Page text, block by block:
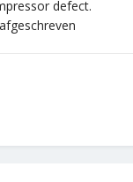
defect.